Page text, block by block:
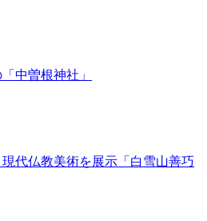
中曽根神社」
代仏教美術を展示「白雪山善巧